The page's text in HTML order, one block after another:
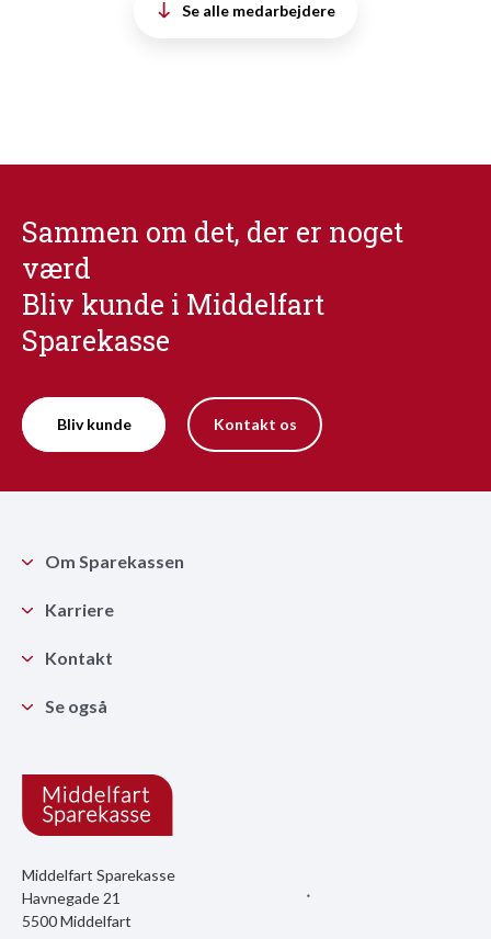
Se alle medarbejdere
Sammen om det, der er noget
værd
Bliv kunde i Middelfart
Sparekasse
Bliv kunde Kontakt os
Middelfart Sparekasse
Havnegade 21
5500 Middelfart
Om Sparekassen
Karriere
Kontakt
Se også